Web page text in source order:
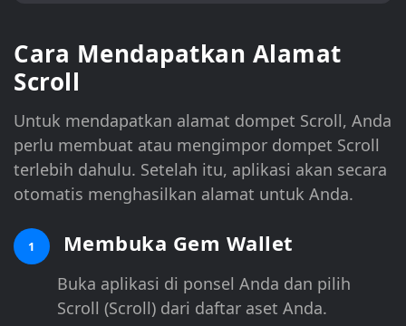
Cara Mendapatkan Alamat
Scroll
Untuk mendapatkan alamat dompet Scroll, Anda
perlu membuat atau mengimpor dompet Scroll
terlebih dahulu. Setelah itu, aplikasi akan secara
otomatis menghasilkan alamat untuk Anda.
1 Membuka Gem Wallet
Buka aplikasi di ponsel Anda dan pilih
Scroll (Scroll) dari daftar aset Anda.